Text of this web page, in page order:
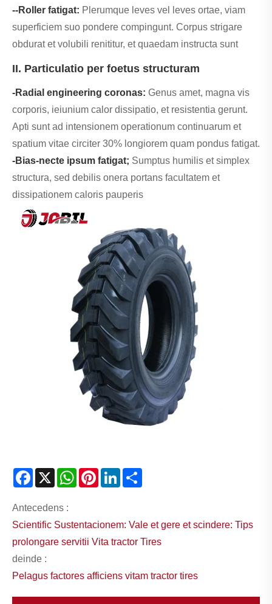
--Roller fatigat: Plerumque leves vel leves ortae, viam
superficiem suo pondere compingunt. Corpus strigare
obdurat et volubili renititur, et quaedam instructa sunt
II. Particulatio per foetus structuram
-Radial engineering coronas: Genus amet, magna vis
corporis, ieiunium calor dissipatio, et resistentia gerunt.
Apti sunt ad intensionem operationum continuarum et
spatium vitae circiter 30% longiorem quam pondus fatigat.
-Bias-necte ipsum fatigat; Sumptus humilis et simplex
structura, sed debilis onera portans facultatem et
dissipationem caloris pauperis
Facebook
X WhatsAppPinterestLinkedIn
Antecedens :
Scientific Sustentacionem: Vale et gere et scindere: Tips
prolongare servitii Vita tractor Tires
deinde :
Pelagus factores afficiens vitam tractor tires